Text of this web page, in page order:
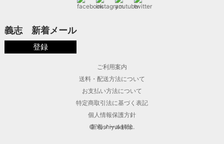
義志 新着メール
登録
ご利用案内
送料・配送方法について
お支払い方法について
特定商取引法に基づく表記
個人情報保護方針
新着メール解除
© Yoshiyuki Inc.